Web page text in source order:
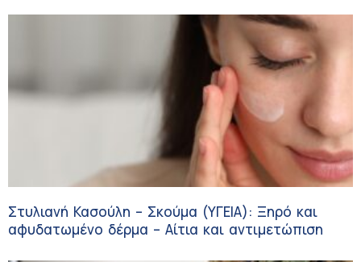
Στυλιανή Κασούλη – Σκούμα (ΥΓΕΙΑ): Ξηρό και
αφυδατωμένο δέρμα – Αίτια και αντιμετώπιση